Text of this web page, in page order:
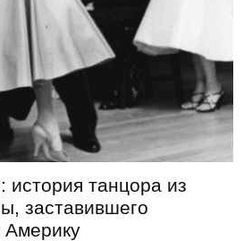
танцора из
заставившего
Америку